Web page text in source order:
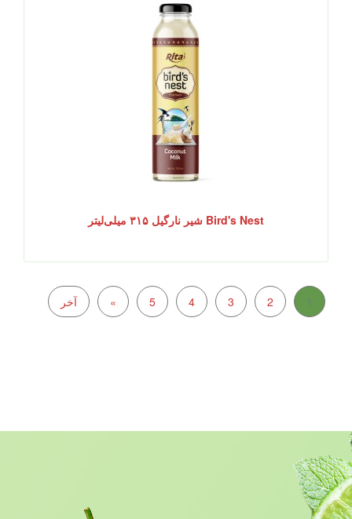
Bird's Nest شیر نارگیل ۳۱۵ میلی‌لیتر
1
2
3
4
5
» آخر